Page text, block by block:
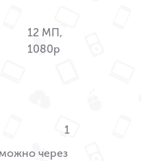
12 МП,
1080p
1
через